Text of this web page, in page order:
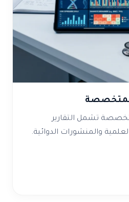
تشمل التقارير
والمنشورات الدوائية.